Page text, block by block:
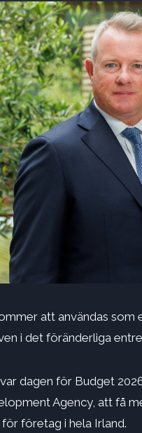
att användas
i det föränderliga
dagen för Budget
Agency, att få
företag i hela Irland.